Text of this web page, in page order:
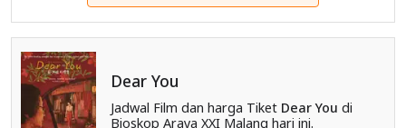
Dear You
Jadwal Film dan harga Tiket Dear You di
Bioskop Araya XXI Malang hari ini.